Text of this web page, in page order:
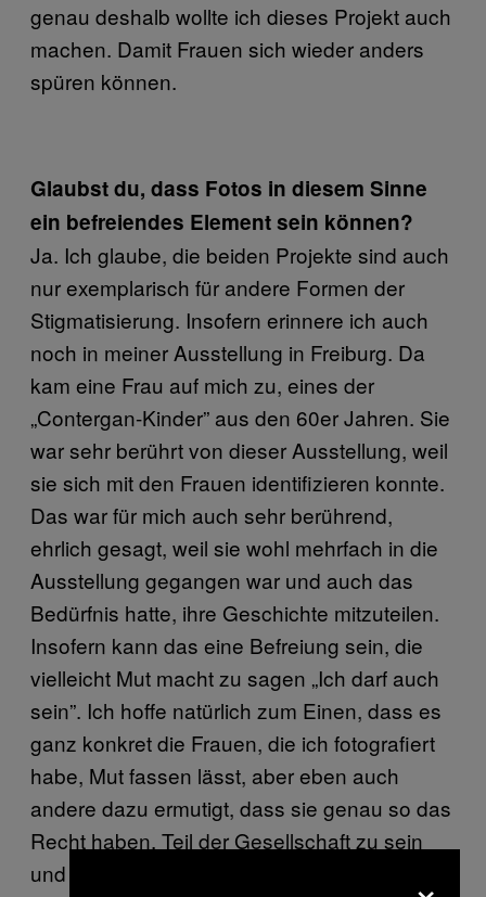
genau deshalb wollte ich dieses Projekt auch
machen. Damit Frauen sich wieder anders
spüren können.
Glaubst du, dass Fotos in diesem Sinne
ein befreiendes Element sein können?
Ja. Ich glaube, die beiden Projekte sind auch
nur exemplarisch für andere Formen der
Stigmatisierung. Insofern erinnere ich auch
noch in meiner Ausstellung in Freiburg. Da
kam eine Frau auf mich zu, eines der
„Contergan-Kinder” aus den 60er Jahren. Sie
war sehr berührt von dieser Ausstellung, weil
sie sich mit den Frauen identifizieren konnte.
Das war für mich auch sehr berührend,
ehrlich gesagt, weil sie wohl mehrfach in die
Ausstellung gegangen war und auch das
Bedürfnis hatte, ihre Geschichte mitzuteilen.
Insofern kann das eine Befreiung sein, die
vielleicht Mut macht zu sagen „Ich darf auch
sein”. Ich hoffe natürlich zum Einen, dass es
ganz konkret die Frauen, die ich fotografiert
habe, Mut fassen lässt, aber eben auch
andere dazu ermutigt, dass sie genau so das
Recht haben, Teil der Gesellschaft zu sein
und einfach ihr Leben zu leben. Gerade das